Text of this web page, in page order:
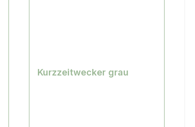
Kurzzeitwecker grau